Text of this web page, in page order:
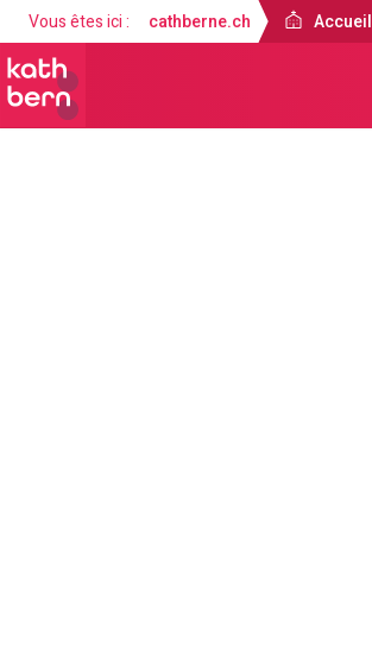
Vous êtes ici : cathberne.ch Accueil